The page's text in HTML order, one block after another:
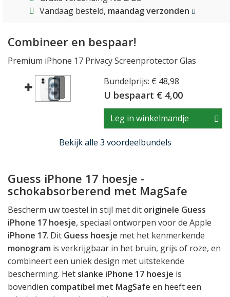
Vandaag besteld, maandag verzonden
Combineer en bespaar!
Premium iPhone 17 Privacy Screenprotector Glas
Bundelprijs: € 48,98
U bespaart € 4,00
Leg in winkelmandje
Bekijk alle 3 voordeelbundels
Guess iPhone 17 hoesje -
schokabsorberend met MagSafe
Bescherm uw toestel in stijl met dit originele Guess
iPhone 17 hoesje, speciaal ontworpen voor de Apple
iPhone 17. Dit Guess hoesje met het kenmerkende
monogram is verkrijgbaar in het bruin, grijs of roze, en
combineert een uniek design met uitstekende
bescherming. Het slanke iPhone 17 hoesje is
bovendien compatibel met MagSafe en heeft een